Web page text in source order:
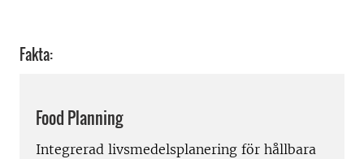
Fakta:
Food Planning
Integrerad livsmedelsplanering för hållbara